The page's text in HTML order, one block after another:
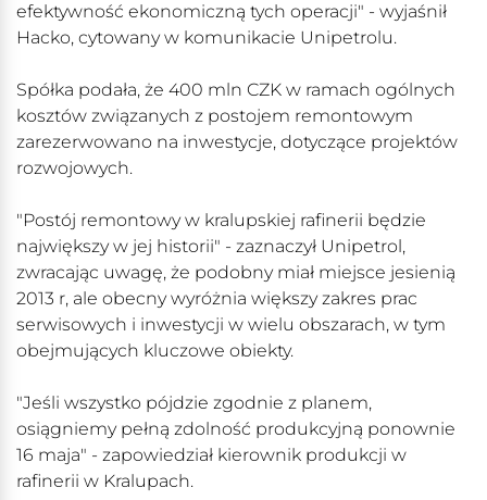
efektywność ekonomiczną tych operacji" - wyjaśnił
Hacko, cytowany w komunikacie Unipetrolu.
Spółka podała, że 400 mln CZK w ramach ogólnych
kosztów związanych z postojem remontowym
zarezerwowano na inwestycje, dotyczące projektów
rozwojowych.
"Postój remontowy w kralupskiej rafinerii będzie
największy w jej historii" - zaznaczył Unipetrol,
zwracając uwagę, że podobny miał miejsce jesienią
2013 r, ale obecny wyróżnia większy zakres prac
serwisowych i inwestycji w wielu obszarach, w tym
obejmujących kluczowe obiekty.
"Jeśli wszystko pójdzie zgodnie z planem,
osiągniemy pełną zdolność produkcyjną ponownie
16 maja" - zapowiedział kierownik produkcji w
rafinerii w Kralupach.